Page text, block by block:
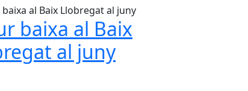
baixa al Baix
al juny